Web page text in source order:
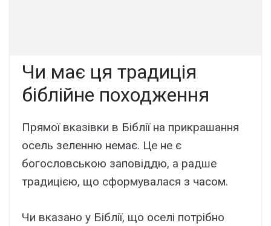
Чи має ця традиція
біблійне походження
Прямої вказівки в Біблії на прикрашання
осель зеленню немає. Це не є
богословською заповіддю, а радше
традицією, що сформувалася з часом.
Чи вказано у Біблії, що оселі потрібно